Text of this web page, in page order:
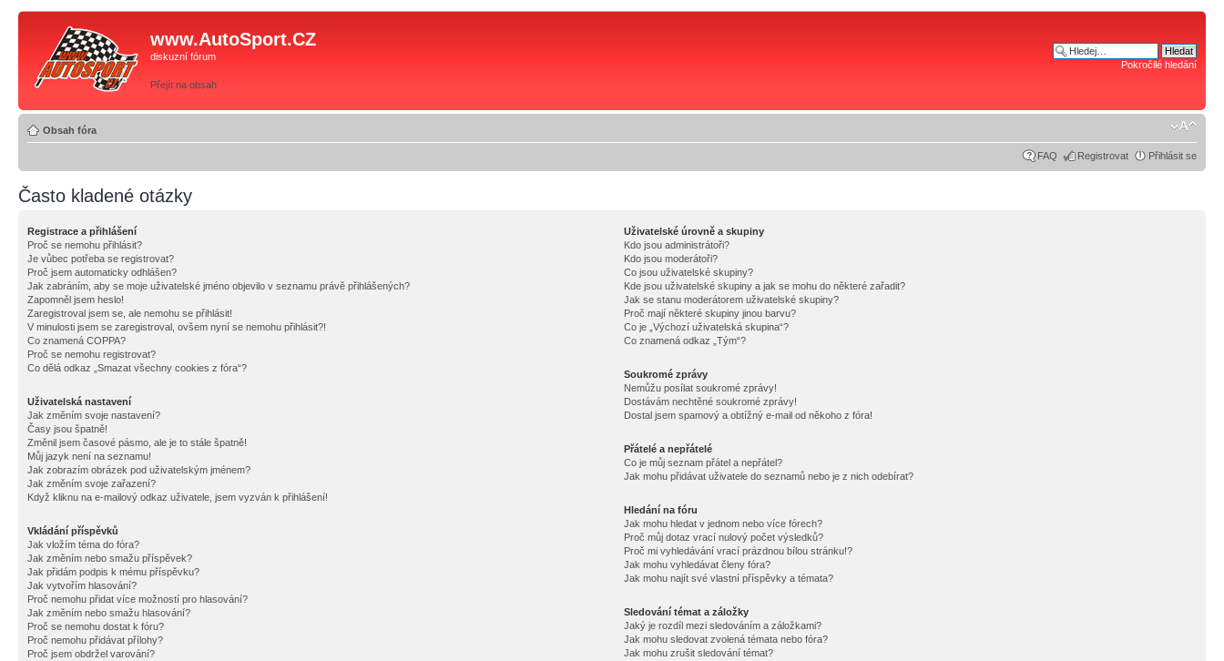
www.AutoSport.CZ
diskuzní fórum
Přejít na obsah
Pokročilé hledání
Obsah fóra
FAQ Registrovat Přihlásit se
Často kladené otázky
Registrace a přihlášení
Proč se nemohu přihlásit?
Je vůbec potřeba se registrovat?
Proč jsem automaticky odhlášen?
Jak zabráním, aby se moje uživatelské jméno objevilo v seznamu právě přihlášených?
Zapomněl jsem heslo!
Zaregistroval jsem se, ale nemohu se přihlásit!
V minulosti jsem se zaregistroval, ovšem nyní se nemohu přihlásit?!
Co znamená COPPA?
Proč se nemohu registrovat?
Co dělá odkaz „Smazat všechny cookies z fóra“?
Uživatelská nastavení
Jak změním svoje nastavení?
Časy jsou špatně!
Změnil jsem časové pásmo, ale je to stále špatně!
Můj jazyk není na seznamu!
Jak zobrazím obrázek pod uživatelským jménem?
Jak změním svoje zařazení?
Když kliknu na e-mailový odkaz uživatele, jsem vyzván k přihlášení!
Vkládání příspěvků
Jak vložím téma do fóra?
Jak změním nebo smažu příspěvek?
Jak přidám podpis k mému příspěvku?
Jak vytvořím hlasování?
Proč nemohu přidat více možností pro hlasování?
Jak změním nebo smažu hlasování?
Proč se nemohu dostat k fóru?
Proč nemohu přidávat přílohy?
Proč jsem obdržel varování?
Uživatelské úrovně a skupiny
Kdo jsou administrátoři?
Kdo jsou moderátoři?
Co jsou uživatelské skupiny?
Kde jsou uživatelské skupiny a jak se mohu do některé zařadit?
Jak se stanu moderátorem uživatelské skupiny?
Proč mají některé skupiny jinou barvu?
Co je „Výchozí uživatelská skupina“?
Co znamená odkaz „Tým“?
Soukromé zprávy
Nemůžu posílat soukromé zprávy!
Dostávám nechtěné soukromé zprávy!
Dostal jsem spamový a obtížný e-mail od někoho z fóra!
Přátelé a nepřátelé
Co je můj seznam přátel a nepřátel?
Jak mohu přidávat uživatele do seznamů nebo je z nich odebírat?
Hledání na fóru
Jak mohu hledat v jednom nebo více fórech?
Proč můj dotaz vrací nulový počet výsledků?
Proč mi vyhledávání vrací prázdnou bílou stránku!?
Jak mohu vyhledávat členy fóra?
Jak mohu najít své vlastní příspěvky a témata?
Sledování témat a záložky
Jaký je rozdíl mezi sledováním a záložkami?
Jak mohu sledovat zvolená témata nebo fóra?
Jak mohu zrušit sledování témat?